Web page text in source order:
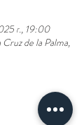
г., 19:00
de la Palma,